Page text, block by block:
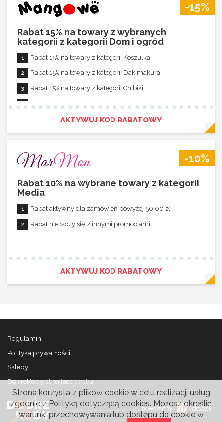
-15%
Rabat 15% na towary z wybranych
kategorii z kategorii Dom i ogród
Rabat 15% na towary z kategorii Koszulka
Rabat 15% na towary z kategorii Dakimakura
Rabat 15% na towary z kategorii Chibiki
AKTYWUJ KOD RABATOWY
-10%
Rabat 10% na wybrane towary z kategorii
Media
Rabat aktywny dla zamówień powyżej 50,00 zł
Rabat nie łączy się z innymi promocjami
AKTYWUJ KOD RABATOWY
Regulamin
Polityka prywatności
Sklepy
DobreKody.pl na facebooku
Strona korzysta z plików cookie w celu realizacji usług
zgodnie zPolityką dotyczącą cookies. Możesz określić
warunki przechowywania lub dostępu do cookie w